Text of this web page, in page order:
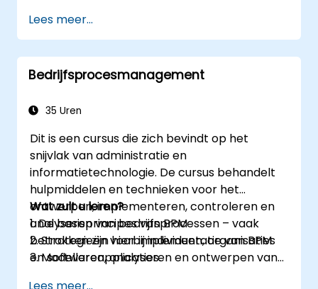
Lees meer...
Bedrijfsprocesmanagement
35 Uren
Dit is een cursus die zich bevindt op het
snijvlak van administratie en
informatietechnologie. De cursus behandelt
hulpmiddelen en technieken voor het
ontwerpen, implementeren, controleren en
analyseren van bedrijfsprocessen – vaak
betrokken zijn hierbij individuen, organisaties
en softwareapplicaties.
Wat zult u leren?
1. De basisprincipes van BPM
2. Strategieën voor implementatie van BPM
3. Modelleren, analyseren en ontwerpen van
Lees meer...